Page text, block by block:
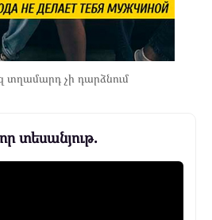
տղամարդ չի դարձնում
տեսանյութ.